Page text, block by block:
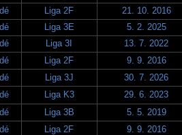
Liga 2F 21. 10. 2016
Liga 3E 5. 2. 2025
Liga 3I 13. 7. 2022
Liga 2F 9. 9. 2016
Liga 3J 30. 7. 2026
Liga K3 29. 6. 2023
Liga 3B 5. 5. 2019
Liga 2F 9. 9. 2016